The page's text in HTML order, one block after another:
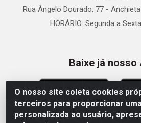
O nosso site coleta cookies
terceiros para proporcionar
personalizada ao usuário,
Rua Ângelo Dourado, 77 -
HORÁRIO: Segunda a
Baixe já nosso